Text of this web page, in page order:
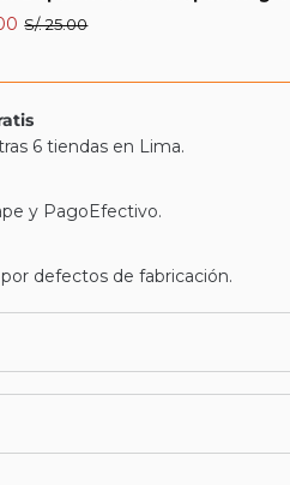
S/. 25.00
6 tiendas en Lima.
y PagoEfectivo.
defectos de fabricación.